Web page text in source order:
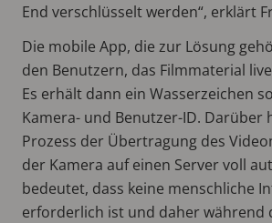
End verschlüsselt werden“, erklärt
Die mobile App, die zur Lösung
den Benutzern, das Filmmaterial
Es erhält dann ein Wasserzeichen
Kamera- und Benutzer-ID. Darüber
Prozess der Übertragung des
der Kamera auf einen Server voll
bedeutet, dass keine menschliche
erforderlich ist und daher während